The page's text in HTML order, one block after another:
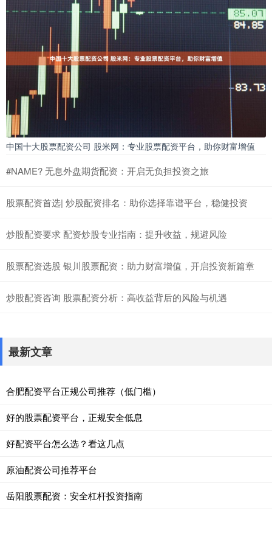
中国十大股票配资公司 股米网：专业股票配资平台，助你财富增值
#NAME? 无息外盘期货配资：开启无负担投资之旅
股票配资首选| 炒股配资排名：助你选择靠谱平台，稳健投资
炒股配资要求 配资炒股专业指南：提升收益，规避风险
股票配资选股 银川股票配资：助力财富增值，开启投资新篇章
炒股配资咨询 股票配资分析：高收益背后的风险与机遇
最新文章
合肥配资平台正规公司推荐（低门槛）
好的股票配资平台，正规安全低息
好配资平台怎么选？看这几点
原油配资公司推荐平台
岳阳股票配资：安全杠杆投资指南